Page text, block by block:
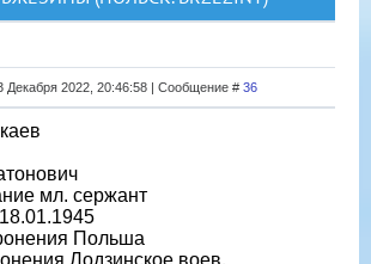
Декабря 2022, 20:46:58 | Сообщение # 36
мл. сержант
Польша
Лодзинское воев.